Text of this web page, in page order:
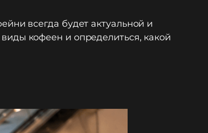
всегда будет актуальной и
кофеен и определиться, какой